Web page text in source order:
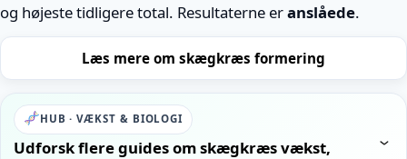
og højeste tidligere total. Resultaterne eranslåede.
Læs mere om skægkræs formering
HUB · VÆKST & BIOLOGI
Udforsk flere guides om skægkræs vækst,